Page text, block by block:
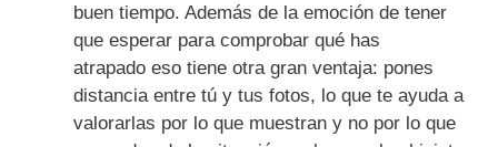
buen tiempo. Además de la emoción de tener
que esperar para comprobar qué has
atrapado eso tiene otra gran ventaja: pones
distancia entre tú y tus fotos, lo que te ayuda a
valorarlas por lo que muestran y no por lo que